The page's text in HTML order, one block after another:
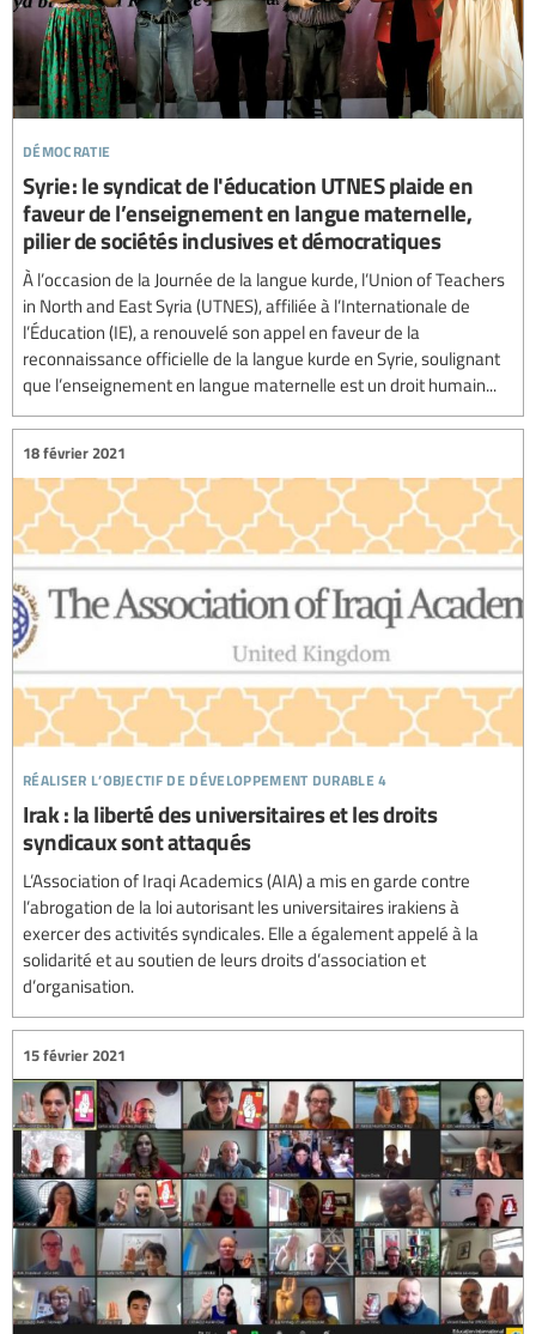
démocratie
Syrie : le syndicat de l'éducation UTNES plaide en
faveur de l’enseignement en langue maternelle,
pilier de sociétés inclusives et démocratiques
À l’occasion de la Journée de la langue kurde, l’Union of Teachers
in North and East Syria (UTNES), affiliée à l’Internationale de
l’Éducation (IE), a renouvelé son appel en faveur de la
reconnaissance officielle de la langue kurde en Syrie, soulignant
que l’enseignement en langue maternelle est un droit humain...
réaliser l’objectif de développement durable 4
18 février 2021
Irak : la liberté des universitaires et les droits
syndicaux sont attaqués
L’Association of Iraqi Academics (AIA) a mis en garde contre
l’abrogation de la loi autorisant les universitaires irakiens à
exercer des activités syndicales. Elle a également appelé à la
solidarité et au soutien de leurs droits d’association et
d’organisation.
15 février 2021